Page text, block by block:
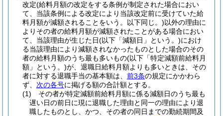
改定(給料月額の改定をする条例が制定された場合におい
て、当該条例による改定により当該改定前に受けていた給
料月額が減額されることをいう。以下同じ。)以外の理由に
よりその者の給料月額が減額されたことがある場合におい
て、当該理由が生じた日(以下「減額日」という。)におけ
る当該理由により減額されなかったものとした場合のその
者の給料月額のうち最も多いもの(以下「特定減額前給料月
額」という。)が、退職日給料月額よりも多いときは、その
者に対する退職手当の基本額は、 前3条の規定にかかわら
ず、 次の各号に掲げる額の合計額とする。
(1)
その者が特定減額前給料月額に係る減額日のうち最も
遅い日の前日に現に退職した理由と同一の理由により退
職したものとし、かつ、その者の同日までの勤続期間及